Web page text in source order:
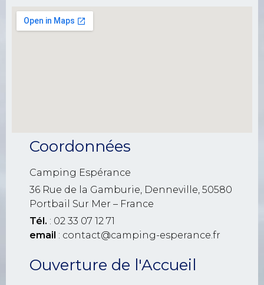
Coordonnées
Camping Espérance
36 Rue de la Gamburie, Denneville, 50580
Portbail Sur Mer – France
Tél. : 02 33 07 12 71
email : contact@camping-esperance.fr
Ouverture de l'Accueil